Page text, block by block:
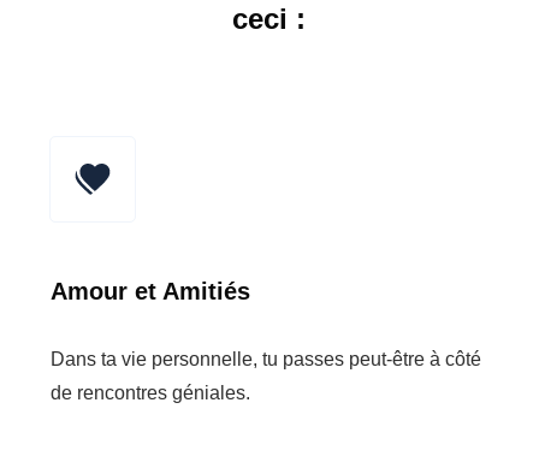
ceci :
Amour et Amitiés
Dans ta vie personnelle, tu passes peut-être à côté
de rencontres géniales.